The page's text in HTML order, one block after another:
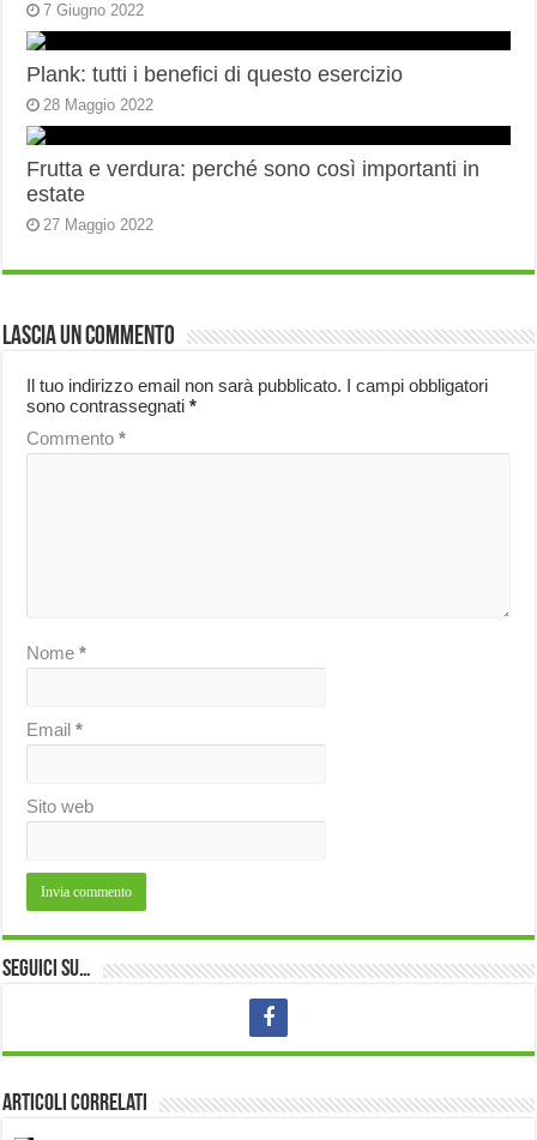
7 Giugno 2022
Plank: tutti i benefici di questo esercizio
28 Maggio 2022
Frutta e verdura: perché sono così importanti in
estate
27 Maggio 2022
Lascia un commento
Il tuo indirizzo email non sarà pubblicato. I campi obbligatori
sono contrassegnati*
Commento*
Nome*
Email*
Sito web
Seguici su…
Articoli correlati